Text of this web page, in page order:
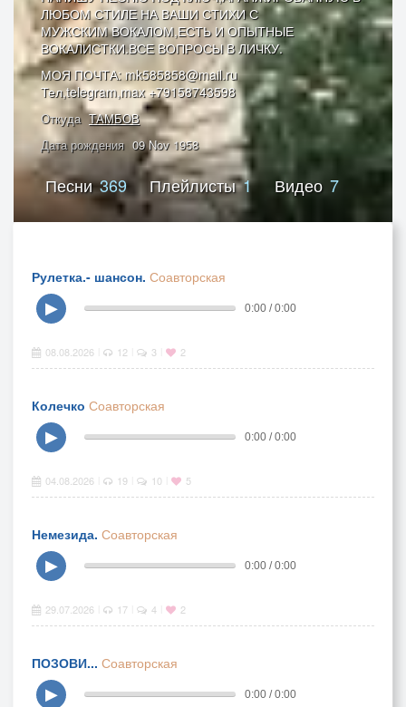
ЛЮБОМ СТИЛЕ НА ВАШИ СТИХИ С
МУЖСКИМ ВОКАЛОМ,ЕСТЬ И ОПЫТНЫЕ
ВОКАЛИСТКИ.ВСЕ ВОПРОСЫ В ЛИЧКУ.
МОЯ ПОЧТА: mk585858@mail.ru
Тел,telegram,max +79158743598
Откуда ТАМБОВ
Дата рождения 09 Nov 1958
Песни369 Плейлисты1 Видео 7
Рулетка.- шансон. Соавторская
▶
0:00 / 0:00
08.08.2026 12 3 2
Колечко Соавторская
▶
0:00 / 0:00
04.08.2026 19 10 5
Немезида. Соавторская
▶
0:00 / 0:00
29.07.2026 17 4 2
ПОЗОВИ... Соавторская
▶
0:00 / 0:00